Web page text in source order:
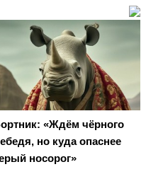
«Ждём чёрного
но куда опаснее
носорог»